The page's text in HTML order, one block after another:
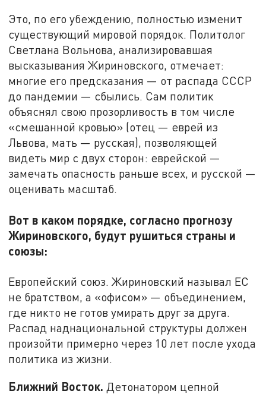
Это, по его убеждению, полностью изменит
существующий мировой порядок. Политолог
Светлана Вольнова, анализировавшая
высказывания Жириновского, отмечает:
многие его предсказания — от распада СССР
до пандемии — сбылись. Сам политик
объяснял свою прозорливость в том числе
«смешанной кровью» (отец — еврей из
Львова, мать — русская), позволяющей
видеть мир с двух сторон: еврейской —
замечать опасность раньше всех, и русской —
оценивать масштаб.
Вот в каком порядке, согласно прогнозу
Жириновского, будут рушиться страны и
союзы:
Европейский союз. Жириновский называл ЕС
не братством, а «офисом» — объединением,
где никто не готов умирать друг за друга.
Распад наднациональной структуры должен
произойти примерно через 10 лет после ухода
политика из жизни.
Ближний Восток. Детонатором цепной